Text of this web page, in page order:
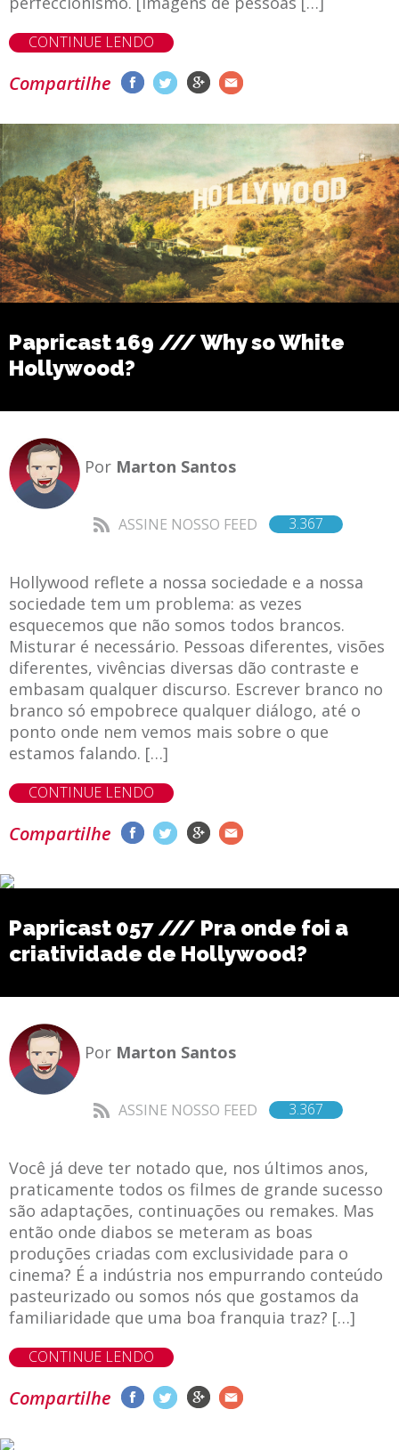
CONTINUE LENDO
Compartilhe
Papricast 169 /// Why so White
Hollywood?
Por Marton Santos
ASSINE NOSSO FEED 3.367
Hollywood reflete a nossa sociedade e a nossa
sociedade tem um problema: as vezes
esquecemos que não somos todos brancos.
Misturar é necessário. Pessoas diferentes, visões
diferentes, vivências diversas dão contraste e
embasam qualquer discurso. Escrever branco no
branco só empobrece qualquer diálogo, até o
ponto onde nem vemos mais sobre o que
estamos falando. […]
CONTINUE LENDO
Compartilhe
Papricast 057 /// Pra onde foi a
criatividade de Hollywood?
Por Marton Santos
ASSINE NOSSO FEED 3.367
Você já deve ter notado que, nos últimos anos,
praticamente todos os filmes de grande sucesso
são adaptações, continuações ou remakes. Mas
então onde diabos se meteram as boas
produções criadas com exclusividade para o
cinema? É a indústria nos empurrando conteúdo
pasteurizado ou somos nós que gostamos da
familiaridade que uma boa franquia traz? […]
CONTINUE LENDO
Compartilhe